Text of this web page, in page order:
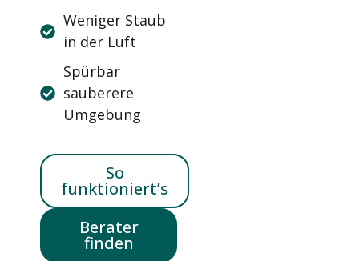
Weniger Staub
in der Luft
Spürbar
sauberere
Umgebung
So
funktioniert’s
Berater
finden